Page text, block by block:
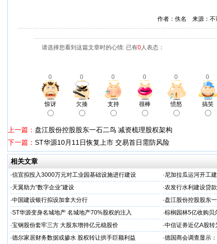
作者：佚名 来源：
请选择您看到这篇文章时的心情: 已有0人表态：
0 0 0 0 0 0
惊讶 欠揍 支持 很棒 愤怒 搞笑
上一篇： 盘江股份控股股东一石二鸟 减资梳理股权架构
下一篇： ST华源10月11日恢复上市 交易首日需防风险
相关文章
·信宜拟投入3000万元对工业园基础设施进行建设 ·尼加拉瓜运河开工
·天翼助力“数字企业”建设 ·农发行水利建设贷
·中国建设银行拟设加拿大分行 ·盘江股份控股股东
·ST华源变身名城地产 名城地产70%股权的注入 ·棕榈园林5亿收购贝
·宝钢股份套牢三方 大股东增持亿元稳股价 ·中信证券近亿A股
·德尔家居财务数据或掺水 股权转让拱手巨额利益 ·德国商会调查显示